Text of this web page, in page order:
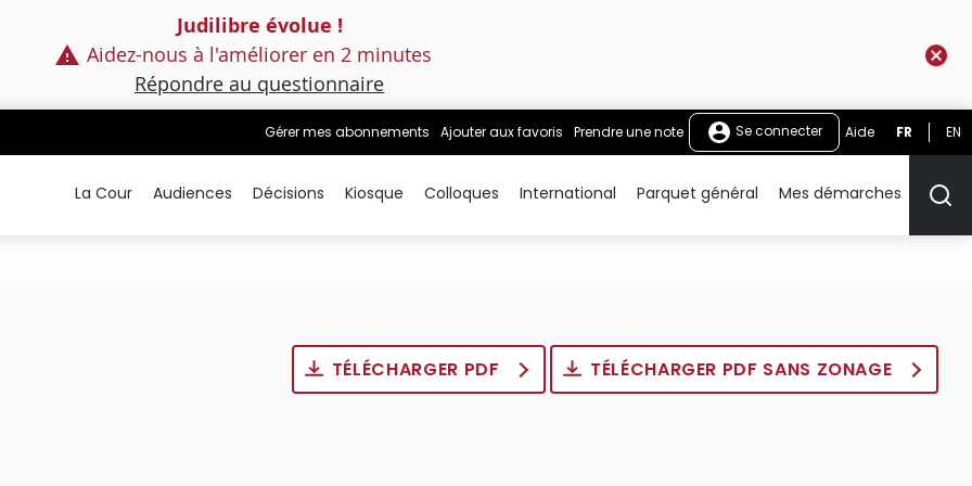
Judilibre évolue !
Aidez-nous à l'améliorer en 2 minutes
Répondre au questionnaire
Gérer mes abonnements Ajouter aux favoris Prendre une note Se connecter Aide FR EN
La Cour Audiences Décisions Kiosque Colloques International Parquet général Mes démarches
TÉLÉCHARGER PDF TÉLÉCHARGER PDF SANS ZONAGE